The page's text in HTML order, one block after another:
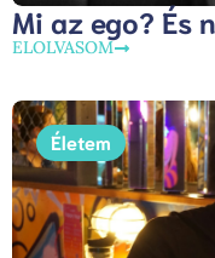
Mi az ego? És
ELOLVASOM
Életem